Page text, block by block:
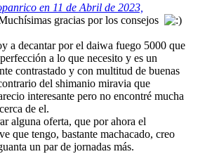
en 11 de Abril de 2023,
gracias por los consejos
a decantar por el daiwa fuego 5000 que
a lo que necesito y es un
contrastado y con multitud de buenas
del shimanio miravia que
interesante pero no encontré mucha
de el.
alguna oferta, que por ahora el
que tengo, bastante machacado, creo
un par de jornadas más.